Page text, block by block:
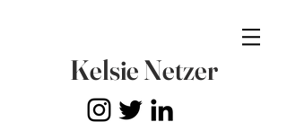
Kelsie Netzer